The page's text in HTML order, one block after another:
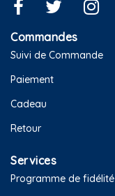
Commandes
Suivi de Commande
Paiement
Cadeau
Retour
Services
Programme de fidélité